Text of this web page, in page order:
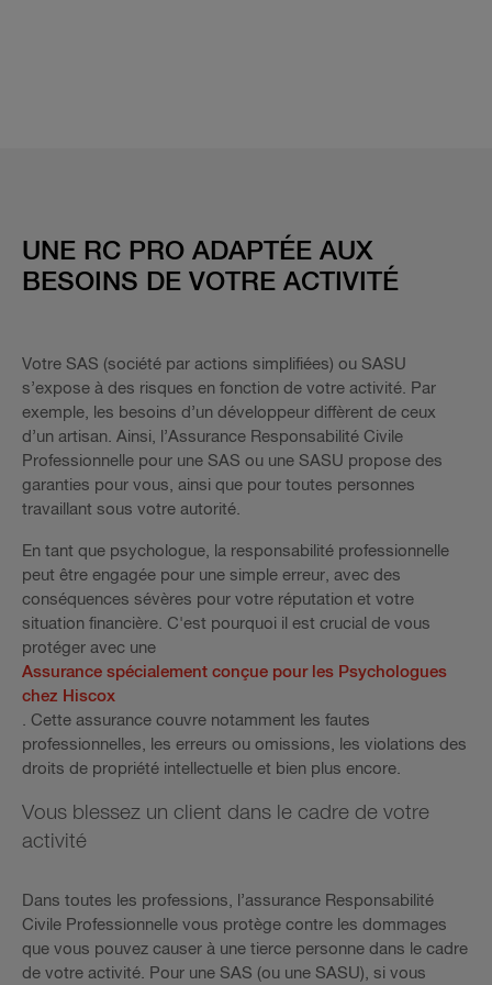
UNE RC PRO ADAPTÉE AUX
BESOINS DE VOTRE ACTIVITÉ
Votre SAS (société par actions simplifiées) ou SASU
s’expose à des risques en fonction de votre activité. Par
exemple, les besoins d’un développeur diffèrent de ceux
d’un artisan. Ainsi, l’Assurance Responsabilité Civile
Professionnelle pour une SAS ou une SASU propose des
garanties pour vous, ainsi que pour toutes personnes
travaillant sous votre autorité.
En tant que psychologue, la responsabilité professionnelle
peut être engagée pour une simple erreur, avec des
conséquences sévères pour votre réputation et votre
situation financière. C'est pourquoi il est crucial de vous
protéger avec une
Assurance spécialement conçue pour les Psychologues
chez Hiscox
. Cette assurance couvre notamment les fautes
professionnelles, les erreurs ou omissions, les violations des
droits de propriété intellectuelle et bien plus encore.
Vous blessez un client dans le cadre de votre
activité
Dans toutes les professions, l’assurance Responsabilité
Civile Professionnelle vous protège contre les dommages
que vous pouvez causer à une tierce personne dans le cadre
de votre activité. Pour une SAS (ou une SASU), si vous